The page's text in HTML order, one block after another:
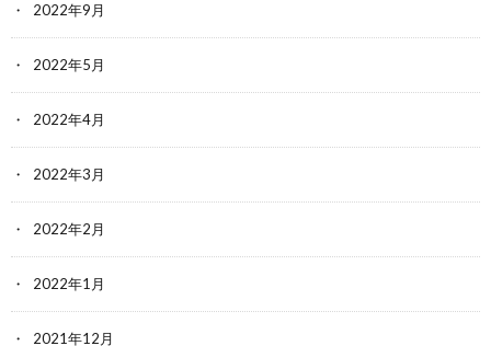
2022年9月
2022年5月
2022年4月
2022年3月
2022年2月
2022年1月
2021年12月